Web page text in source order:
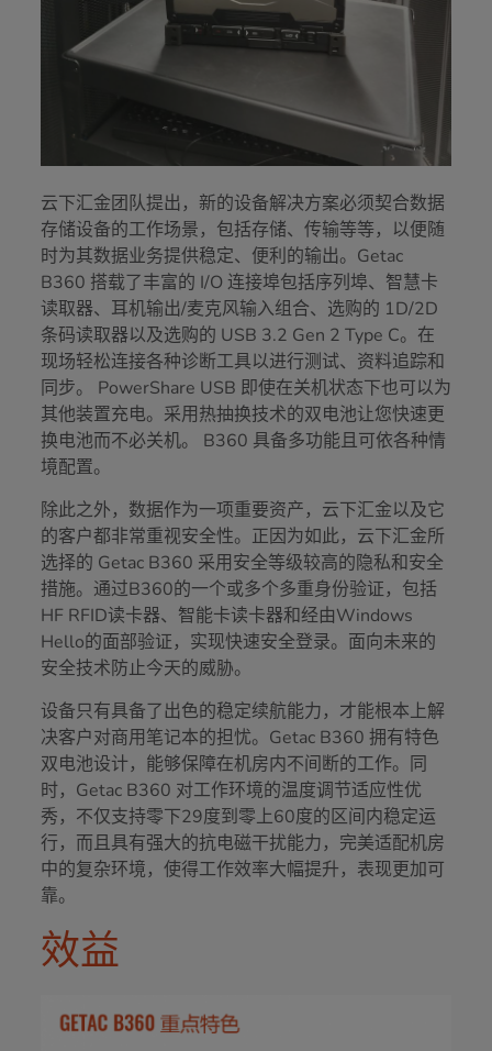
云下汇金团队提出，新的设备解决方案必须契合数据
存储设备的工作场景，包括存储、传输等等，以便随
时为其数据业务提供稳定、便利的输出。Getac
B360 搭载了丰富的 I/O 连接埠包括序列埠、智慧卡
读取器、耳机输出/麦克风输入组合、选购的 1D/2D
条码读取器以及选购的 USB 3.2 Gen 2 Type C。在
现场轻松连接各种诊断工具以进行测试、资料追踪和
同步。 PowerShare USB 即使在关机状态下也可以为
其他装置充电。采用热抽换技术的双电池让您快速更
换电池而不必关机。 B360 具备多功能且可依各种情
境配置。
除此之外，数据作为一项重要资产，云下汇金以及它
的客户都非常重视安全性。正因为如此，云下汇金所
选择的 Getac B360 采用安全等级较高的隐私和安全
措施。通过B360的一个或多个多重身份验证，包括
HF RFID读卡器、智能卡读卡器和经由Windows
Hello的面部验证，实现快速安全登录。面向未来的
安全技术防止今天的威胁。
设备只有具备了出色的稳定续航能力，才能根本上解
决客户对商用笔记本的担忧。Getac B360 拥有特色
双电池设计，能够保障在机房内不间断的工作。同
时，Getac B360 对工作环境的温度调节适应性优
秀，不仅支持零下29度到零上60度的区间内稳定运
行，而且具有强大的抗电磁干扰能力，完美适配机房
中的复杂环境，使得工作效率大幅提升，表现更加可
靠。
效益